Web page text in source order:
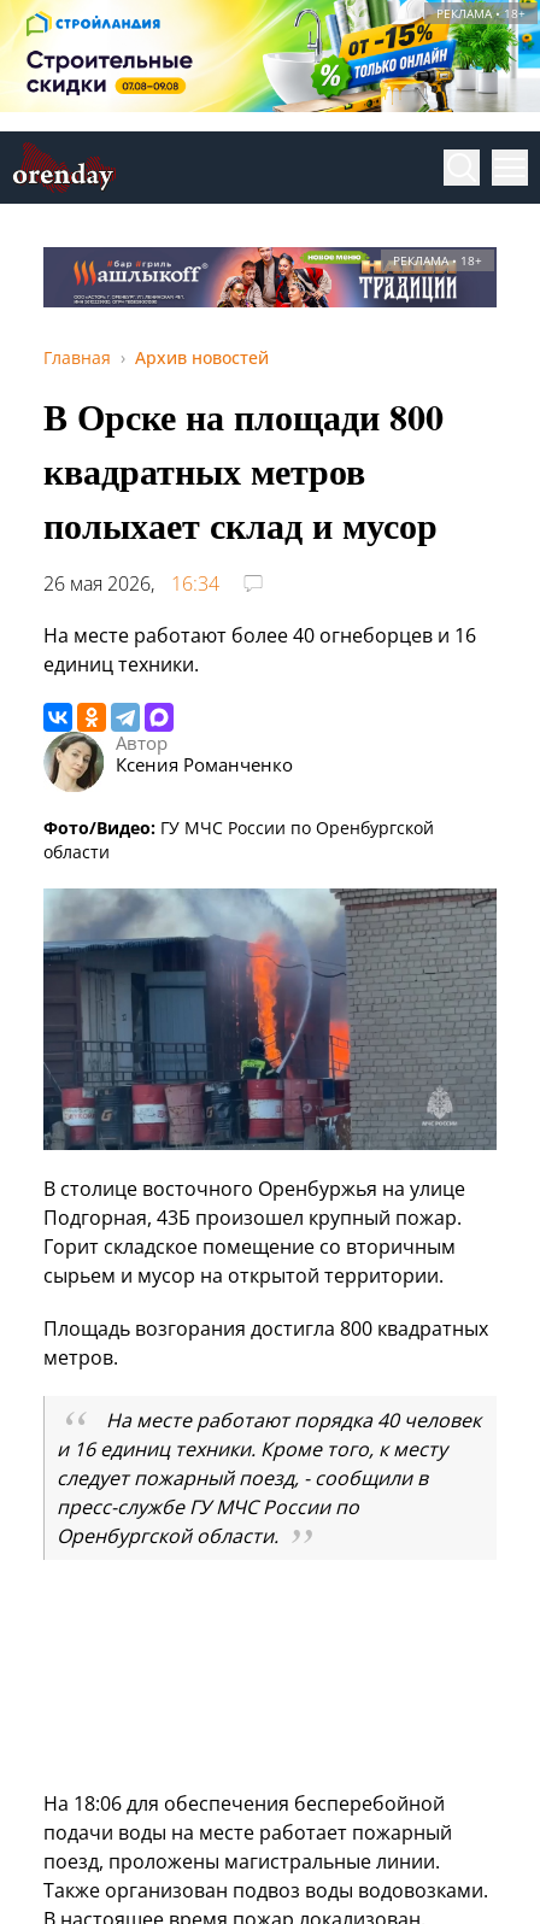
РЕКЛАМА • 18+
РЕКЛАМА • 18+
Главная Архив новостей
В Орске на площади 800
квадратных метров
полыхает склад и мусор
26 мая 2026,
16:34
На месте работают более 40 огнеборцев и 16
единиц техники.
Автор
Ксения Романченко
Фото/Видео: ГУ МЧС России по Оренбургской
области
В столице восточного Оренбуржья на улице
Подгорная, 43Б произошел крупный пожар.
Горит складское помещение со вторичным
сырьем и мусор на открытой территории.
Площадь возгорания достигла 800 квадратных
метров.
На месте работают порядка 40 человек
и 16 единиц техники. Кроме того, к месту
следует пожарный поезд, - сообщили в
пресс-службе ГУ МЧС России по
Оренбургской области.
На 18:06 для обеспечения бесперебойной
подачи воды на месте работает пожарный
поезд, проложены магистральные линии.
Также организован подвоз воды водовозками.
В настоящее время пожар локализован.